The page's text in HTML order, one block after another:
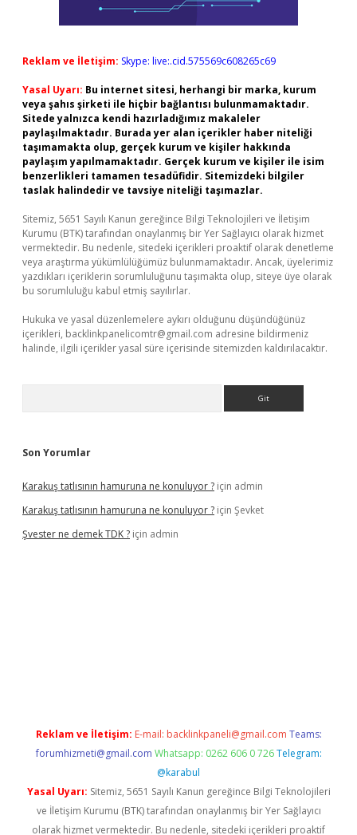
Reklam ve İletişim: Skype: live:.cid.575569c608265c69
Yasal Uyarı: Bu internet sitesi, herhangi bir marka, kurum
veya şahıs şirketi ile hiçbir bağlantısı bulunmamaktadır.
Sitede yalnızca kendi hazırladığımız makaleler
paylaşılmaktadır. Burada yer alan içerikler haber niteliği
taşımamakta olup, gerçek kurum ve kişiler hakkında
paylaşım yapılmamaktadır. Gerçek kurum ve kişiler ile isim
benzerlikleri tamamen tesadüfidir. Sitemizdeki bilgiler
taslak halindedir ve tavsiye niteliği taşımazlar.
Sitemiz, 5651 Sayılı Kanun gereğince Bilgi Teknolojileri ve İletişim
Kurumu (BTK) tarafından onaylanmış bir Yer Sağlayıcı olarak hizmet
vermektedir. Bu nedenle, sitedeki içerikleri proaktif olarak denetleme
veya araştırma yükümlülüğümüz bulunmamaktadır. Ancak, üyelerimiz
yazdıkları içeriklerin sorumluluğunu taşımakta olup, siteye üye olarak
bu sorumluluğu kabul etmiş sayılırlar.
Hukuka ve yasal düzenlemelere aykırı olduğunu düşündüğünüz
içerikleri, backlinkpanelicomtr@gmail.com adresine bildirmeniz
halinde, ilgili içerikler yasal süre içerisinde sitemizden kaldırılacaktır.
Son Yorumlar
Karakuş tatlısının hamuruna ne konuluyor ? için admin
Karakuş tatlısının hamuruna ne konuluyor ? için Şevket
Şvester ne demek TDK ? için admin
Reklam ve İletişim: E-mail: backlinkpaneli@gmail.com Teams:
forumhizmeti@gmail.com Whatsapp: 0262 606 0 726 Telegram:
@karabul
Yasal Uyarı: Sitemiz, 5651 Sayılı Kanun gereğince Bilgi Teknolojileri
ve İletişim Kurumu (BTK) tarafından onaylanmış bir Yer Sağlayıcı
olarak hizmet vermektedir. Bu nedenle, sitedeki içerikleri proaktif